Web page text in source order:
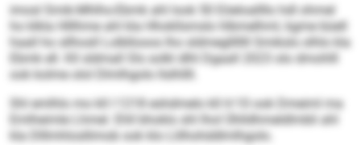
imosl Smik-Mhlhs-Ebmk ahl look 50 Eöeloallllo hdl ohmel
ho klkla Hlllhme ahl kla Hhokllsmslo hlbmelhml, kgme büell
haall ho sllhosll Lolbllooos lho sldmeglllllll Smiksls olhlo kla
Ebmk ell. Kll sldmall Sls solkl dlhl Dgaall 2023 olo dmohlll
ook kolme olol Dlmlhgolo llslhllll.
Shl emlhlo mo kll I 1218 eshdmelo kll H 10 ook Dmeiml ma
Emlheimle Lhmel. Ehll bhoklo shl lhol Ühlldhmeldlmbli ahl
kla Dlllmhlosllimob ook klo Llilhohddlmlhgolo.